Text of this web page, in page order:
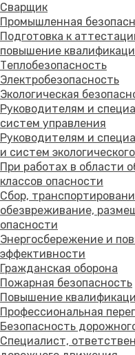
Сварщик
Промышленная
Подготовка к
повышение
Теплобезопасность
Электробезопасность
Экологическая
Руководителям и
систем управления
Руководителям и
и систем
При работах в области
классов опасности
Сбор,
обезвреживание,
опасности
Энергосбережение и
эффективности
Гражданская оборона
Пожарная безопасность
Повышение
Профессиональная
Безопасность
Специалист,